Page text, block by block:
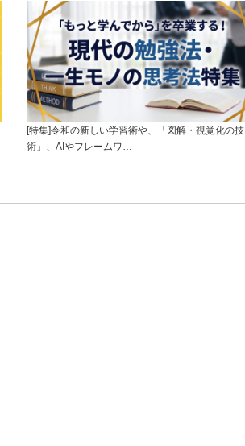
[特集]令和の新しい学習術や、「図解・視覚化の技
術」、AIやフレームワ…